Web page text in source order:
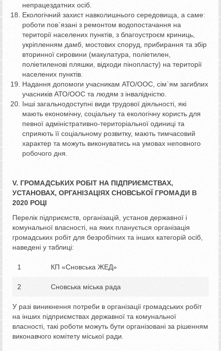
непрацездатних осіб.
Екологічний захист навколишнього середовища, а саме:
роботи пов`язані з ремонтом водопостачання на
території населених пунктів, з благоустроєм криниць,
укріпленням дамб, мостових споруд, прибирання та збір
вторинної сировини (макулатура, поліетилен,
поліетиленові пляшки, відходи пінопласту) на території
населених пунктів.
Надання допомоги учасникам АТО/ООС, сім`ям загиблих
учасників АТО/ООС та людям з інвалідністю.
Інші загальнодоступні види трудової діяльності, які
мають економічну, соціальну та екологічну користь для
певної адміністративно-територіальної одиниці та
сприяють її соціальному розвитку, мають тимчасовий
характер та можуть виконуватись на умовах неповного
робочого дня.
V. ГРОМАДСЬКИХ РОБІТ НА ПІДПРИЄМСТВАХ,
УСТАНОВАХ, ОРГАНІЗАЦІЯХ СНОВСЬКОЇ ГРОМАДИ В
2020 РОЦІ
Перелік підприємств, організацій, установ державної і
комунальної власності, на яких планується організація
громадських робіт для безробітних та інших категорій осіб,
наведені у таблиці:
1 КП «Сновська ЖЕД»
2 Сновська міська рада
У разі виникнення потреби в організації громадських робіт
на інших підприємствах державної та комунальної
власності, такі роботи можуть бути організовані за рішенням
виконавчого комітету міської ради.